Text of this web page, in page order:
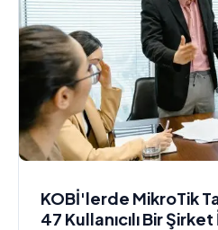
KOBİ'lerde MikroTik
47 Kullanıcılı Bir